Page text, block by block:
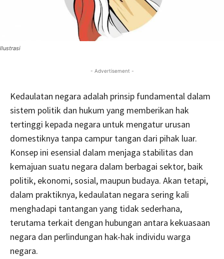
Ilustrasi
- Advertisement -
Kedaulatan negara adalah prinsip fundamental dalam
sistem politik dan hukum yang memberikan hak
tertinggi kepada negara untuk mengatur urusan
domestiknya tanpa campur tangan dari pihak luar.
Konsep ini esensial dalam menjaga stabilitas dan
kemajuan suatu negara dalam berbagai sektor, baik
politik, ekonomi, sosial, maupun budaya. Akan tetapi,
dalam praktiknya, kedaulatan negara sering kali
menghadapi tantangan yang tidak sederhana,
terutama terkait dengan hubungan antara kekuasaan
negara dan perlindungan hak-hak individu warga
negara.